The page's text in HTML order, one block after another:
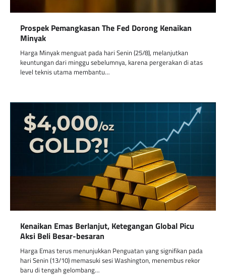
Prospek Pemangkasan The Fed Dorong Kenaikan
Minyak
Harga Minyak menguat pada hari Senin (25/8), melanjutkan
keuntungan dari minggu sebelumnya, karena pergerakan di atas
level teknis utama membantu…
Kenaikan Emas Berlanjut, Ketegangan Global Picu
Aksi Beli Besar-besaran
Harga Emas terus menunjukkan Penguatan yang signifikan pada
hari Senin (13/10) memasuki sesi Washington, menembus rekor
baru di tengah gelombang…